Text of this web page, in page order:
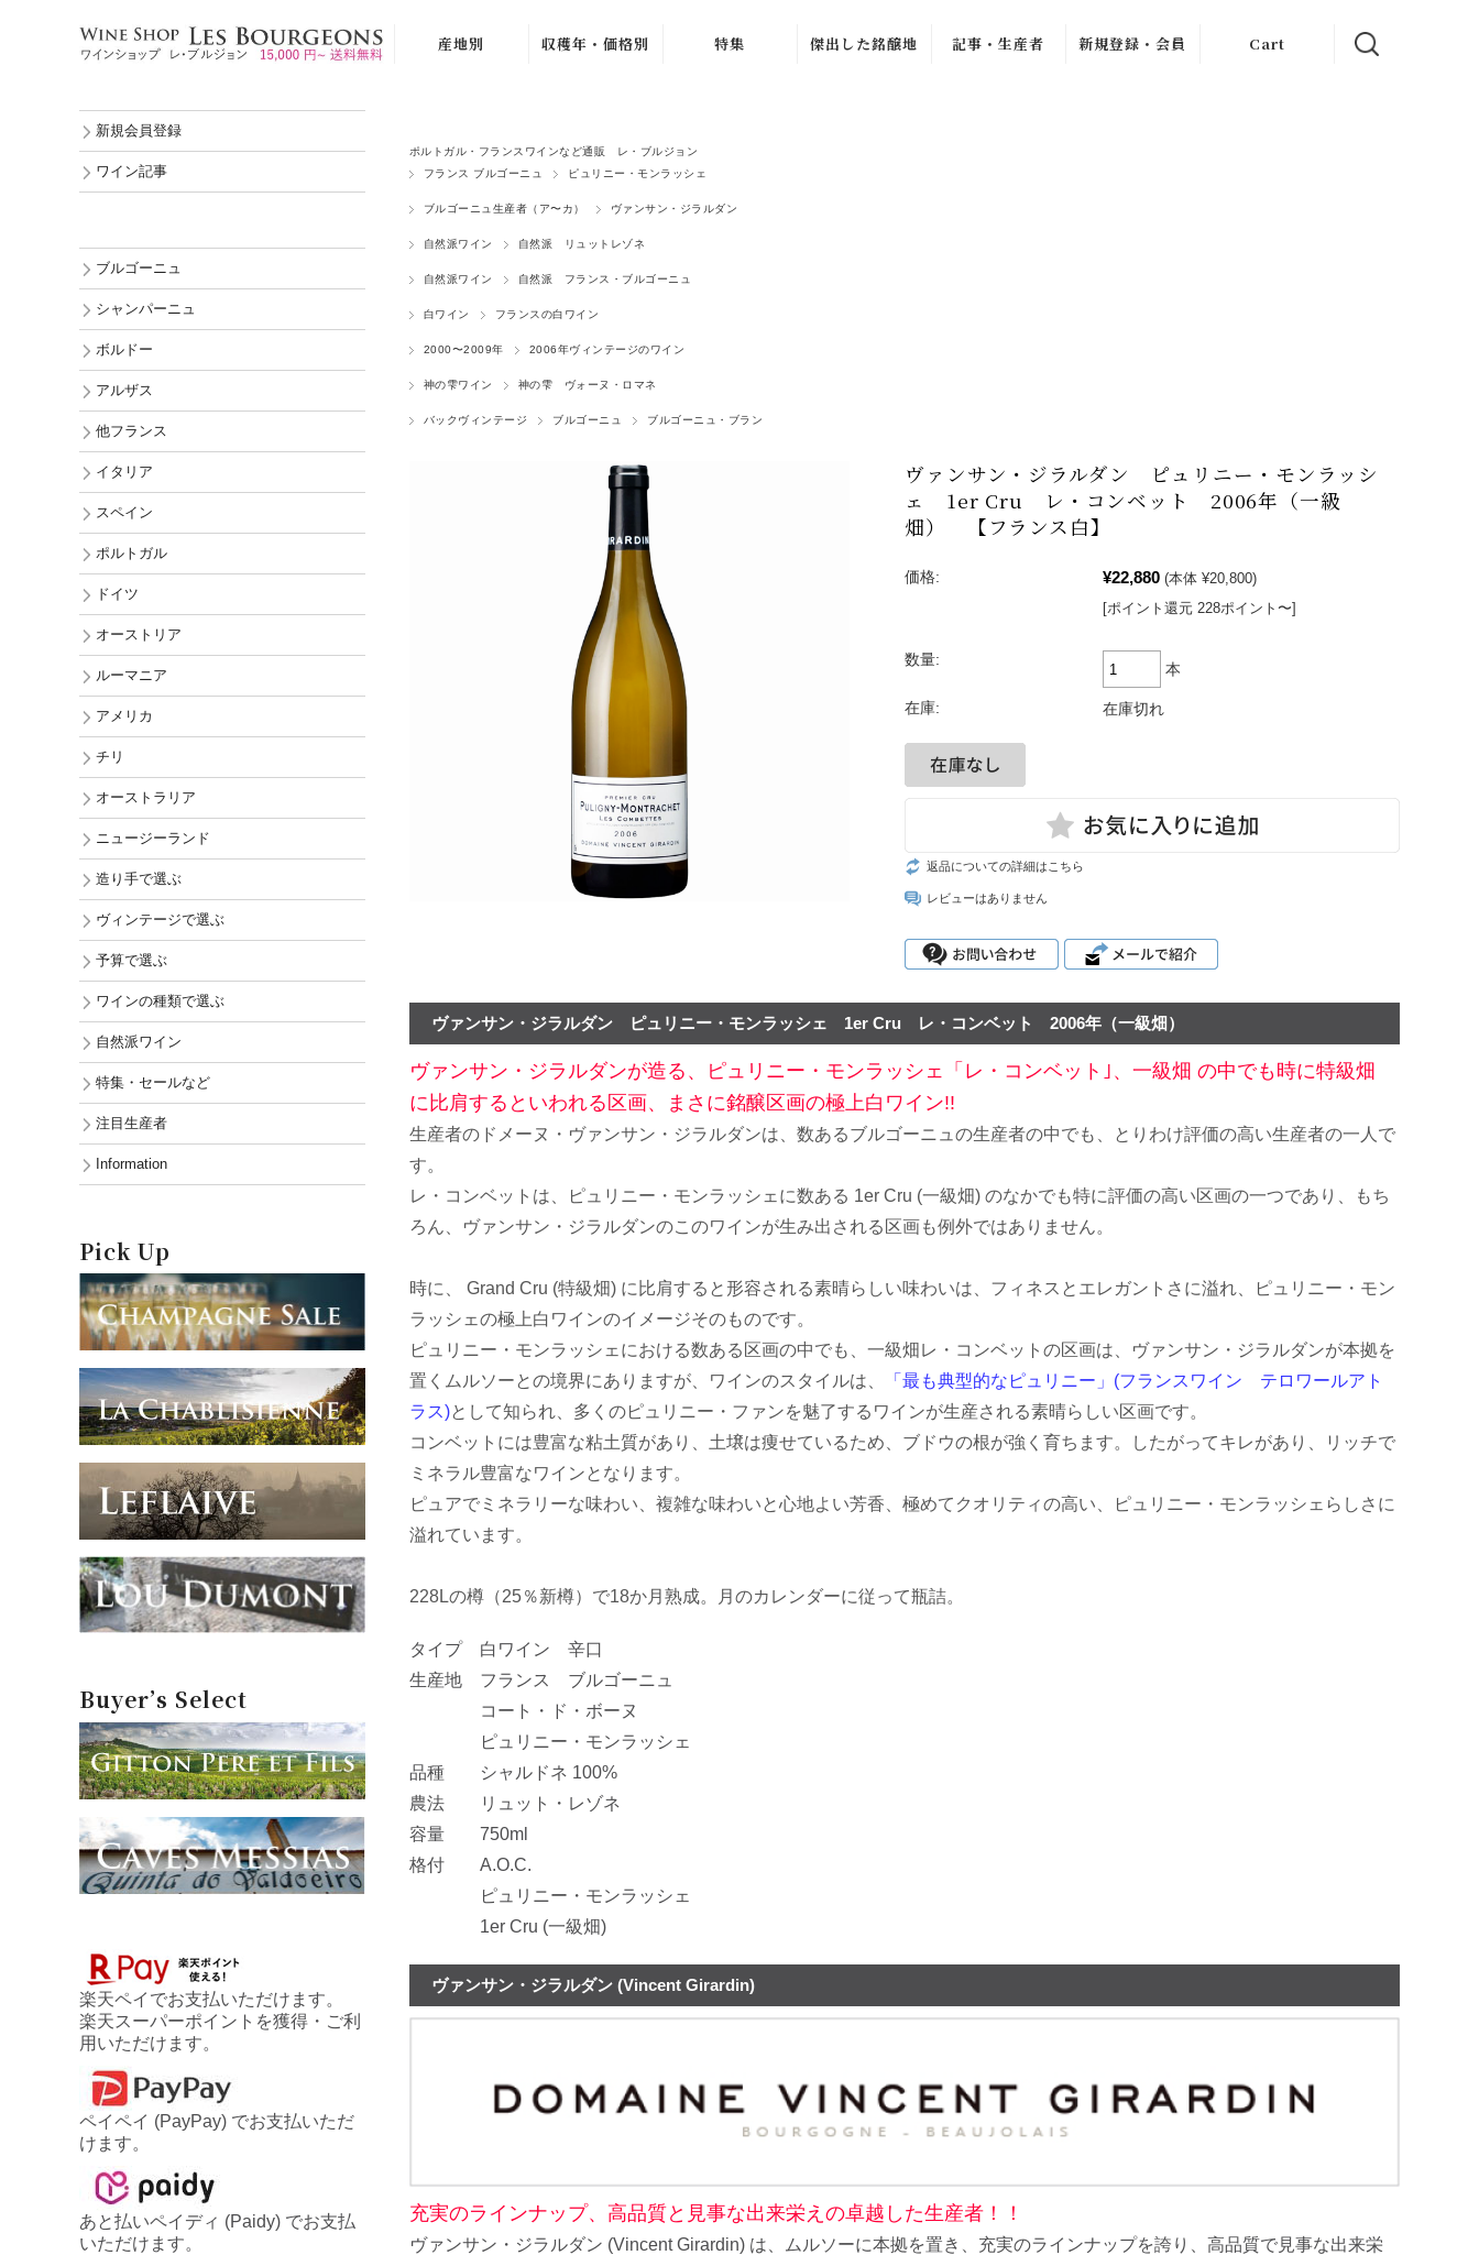
産地別
ボルドー
アルザス
他フランス
イタリア
スペイン
ポルトガル
ドイツ
オーストリア
収穫年・価格別
1990年〜1999年
2000年〜2009年
2010年〜2019年
ノンヴィンテージ
〜1,999円
2,000円〜4,999
円
5,000円〜9,999
10,000円〜
特集
売れ筋ワイン
おすすめワイン
北イタリア特集
よりどり 3 本、
5,940 円
お得なワインセッ
傑出した銘醸地 記事・生産者
カーヴェス・メッ
シアス
ベルンハルト・コ
ッホ
新規登録・会員 Cart
ポルトガル・フランスワインなど通販 レ・ブルジョン
フランス ブルゴーニュ
ピュリニー・モンラッシェ
ブルゴーニュ生産者（ア〜カ） ヴァンサン・ジラルダン
自然派ワイン 自然派 リュットレゾネ
自然派ワイン 自然派 フランス・ブルゴーニュ
白ワイン フランスの白ワイン
2000〜2009年 2006年ヴィンテージのワイン
神の雫ワイン 神の雫 ヴォーヌ・ロマネ
バックヴィンテージ ブルゴーニュ ブルゴーニュ・ブラン
ヴァンサン・ジラルダン ピュリニー・モンラッシ
ェ 1er Cru レ・コンベット 2006年（一級
畑） 【フランス白】
価格: ¥22,880 (本体 ¥20,800)
[ポイント還元 228ポイント〜]
数量:
本
在庫: 在庫切れ
返品についての詳細はこちら
レビューはありません
ヴァンサン・ジラルダン ピュリニー・モンラッシェ 1er Cru レ・コンベット 2006年（一級畑）
ヴァンサン・ジラルダンが造る、ピュリニー・モンラッシェ「レ・コンベット｣、一級畑 の中でも時に特級畑
に比肩するといわれる区画、まさに銘醸区画の極上白ワイン!!
生産者のドメーヌ・ヴァンサン・ジラルダンは、数あるブルゴーニュの生産者の中でも、とりわけ評価の高い生産者の一人で
す。
レ・コンベットは、ピュリニー・モンラッシェに数ある 1er Cru (一級畑) のなかでも特に評価の高い区画の一つであり、もち
ろん、ヴァンサン・ジラルダンのこのワインが生み出される区画も例外ではありません。
時に、 Grand Cru (特級畑) に比肩すると形容される素晴らしい味わいは、フィネスとエレガントさに溢れ、ピュリニー・モン
ラッシェの極上白ワインのイメージそのものです。
ピュリニー・モンラッシェにおける数ある区画の中でも、一級畑レ・コンベットの区画は、ヴァンサン・ジラルダンが本拠を
置くムルソーとの境界にありますが、ワインのスタイルは、
「最も典型的なピュリニー」(フランスワイン テロワールアト
ラス)として知られ、多くのピュリニー・ファンを魅了するワインが生産される素晴らしい区画です。
コンベットには豊富な粘土質があり、土壌は痩せているため、ブドウの根が強く育ちます。したがってキレがあり、リッチで
ミネラル豊富なワインとなります。
ピュアでミネラリーな味わい、複雑な味わいと心地よい芳香、極めてクオリティの高い、ピュリニー・モンラッシェらしさに
溢れています。
228Lの樽（25％新樽）で18か月熟成。月のカレンダーに従って瓶詰。
タイプ 白ワイン 辛口
生産地 フランス ブルゴーニュ
コート・ド・ボーヌ
ピュリニー・モンラッシェ
品種 シャルドネ 100%
農法 リュット・レゾネ
容量 750ml
格付 A.O.C.
ピュリニー・モンラッシェ
1er Cru (一級畑)
ヴァンサン・ジラルダン (Vincent Girardin)
充実のラインナップ、高品質と見事な出来栄えの卓越した生産者！！
ヴァンサン・ジラルダン (Vincent Girardin) は、ムルソーに本拠を置き、充実のラインナップを誇り、高品質で見事な出来栄
新規会員登録
ワイン記事
ブルゴーニュ
シャンパーニュ
ボルドー
アルザス
他フランス
イタリア
スペイン
ポルトガル
ドイツ
オーストリア
ルーマニア
アメリカ
チリ
オーストラリア
ニュージーランド
造り手で選ぶ
ヴィンテージで選ぶ
予算で選ぶ
ワインの種類で選ぶ
自然派ワイン
特集・セールなど
注目生産者
Information
Pick Up
Buyer’s Select
楽天ペイでお支払いただけます。
楽天スーパーポイントを獲得・ご利
用いただけます。
ペイペイ (PayPay) でお支払いただ
けます。
あと払いペイディ (Paidy) でお支払
いただけます。